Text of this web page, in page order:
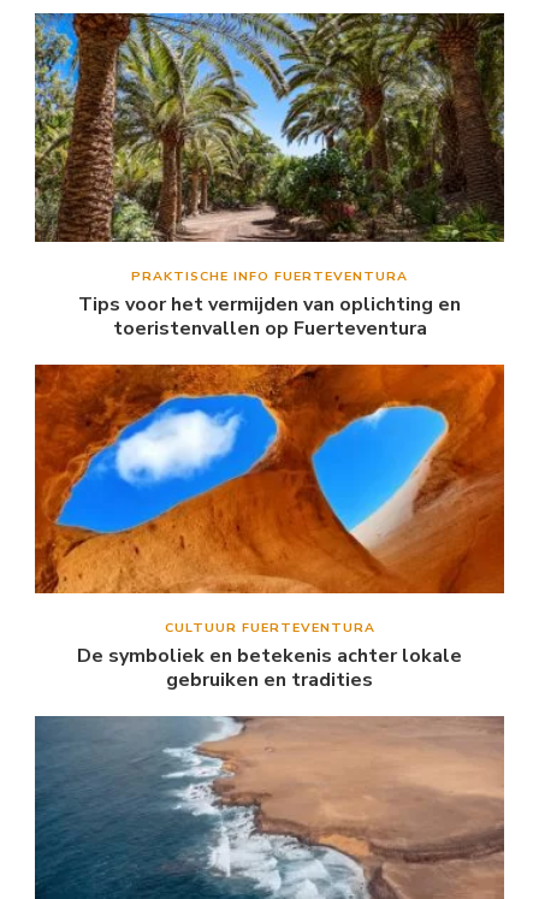
PRAKTISCHE INFO FUERTEVENTURA
Tips voor het vermijden van oplichting en
toeristenvallen op Fuerteventura
CULTUUR FUERTEVENTURA
De symboliek en betekenis achter lokale
gebruiken en tradities